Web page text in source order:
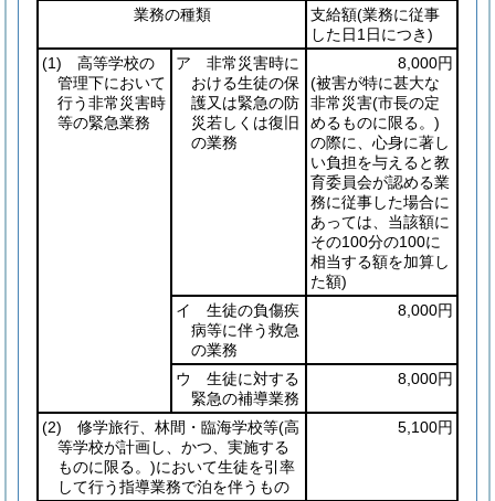
業務の種類
支給額(業務に従事
した日1日につき)
(1) 高等学校の
管理下において
行う非常災害時
等の緊急業務
ア 非常災害時に
おける生徒の保
護又は緊急の防
災若しくは復旧
の業務
8,000円
(被害が特に甚大な
非常災害(市長の定
めるものに限る。)
の際に、心身に著し
い負担を与えると教
育委員会が認める業
務に従事した場合に
あっては、当該額に
その100分の100に
相当する額を加算し
た額)
イ 生徒の負傷疾
病等に伴う救急
の業務
8,000円
ウ 生徒に対する
緊急の補導業務
8,000円
(2) 修学旅行、林間・臨海学校等(高
等学校が計画し、かつ、実施する
ものに限る。)において生徒を引率
して行う指導業務で泊を伴うもの
5,100円